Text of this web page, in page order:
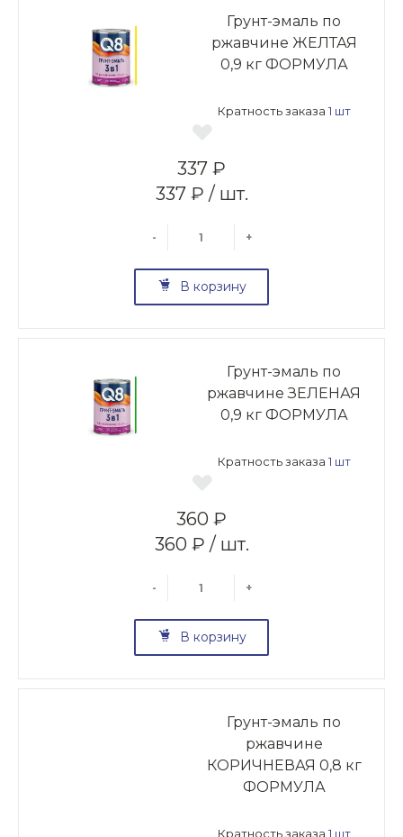
Грунт-эмаль по
ржавчине ЖЕЛТАЯ
0,9 кг ФОРМУЛА
Кратность заказа 1 шт
337 ₽
337 ₽ / шт.
- +
В корзину
Грунт-эмаль по
ржавчине ЗЕЛЕНАЯ
0,9 кг ФОРМУЛА
Кратность заказа 1 шт
360 ₽
360 ₽ / шт.
- +
В корзину
Грунт-эмаль по
ржавчине
КОРИЧНЕВАЯ 0,8 кг
ФОРМУЛА
Кратность заказа 1 шт